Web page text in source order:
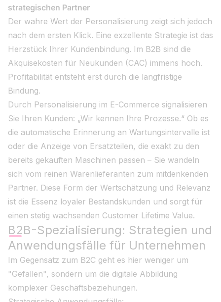
strategischen Partner
Der wahre Wert der Personalisierung zeigt sich jedoch
nach dem ersten Klick. Eine exzellente Strategie ist das
Herzstück Ihrer Kundenbindung. Im B2B sind die
Akquisekosten für Neukunden (CAC) immens hoch.
Profitabilität entsteht erst durch die langfristige
Bindung.
Durch Personalisierung im E-Commerce signalisieren
Sie Ihren Kunden: „Wir kennen Ihre Prozesse.“ Ob es
die automatische Erinnerung an Wartungsintervalle ist
oder die Anzeige von Ersatzteilen, die exakt zu den
bereits gekauften Maschinen passen – Sie wandeln
sich vom reinen Warenlieferanten zum mitdenkenden
Partner. Diese Form der Wertschätzung und Relevanz
ist die Essenz loyaler Bestandskunden und sorgt für
einen stetig wachsenden Customer Lifetime Value.
B2B-Spezialisierung: Strategien und
Anwendungsfälle für Unternehmen
Im Gegensatz zum B2C geht es hier weniger um
"Gefallen", sondern um die digitale Abbildung
komplexer Geschäftsbeziehungen.